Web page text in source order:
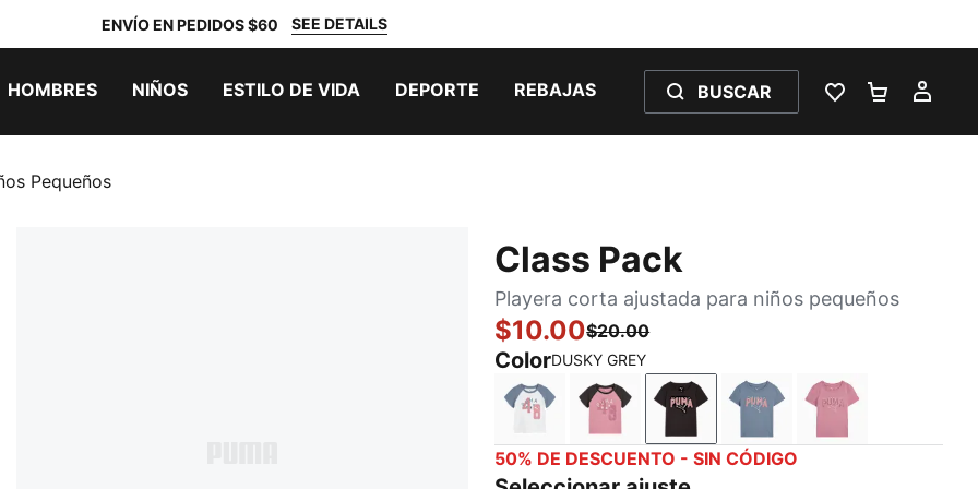
ENVÍO EN PEDIDOS $60 SEE DETAILS
HOMBRES NIÑOS ESTILO DE VIDA DEPORTE REBAJAS BUSCAR
LISTA DE
Pequeños
Class Pack
Playera corta ajustada para niños pequeños
$10.00$20.00
ColorDUSKY GREY
PUMA WHITEPOISED PINKDUSKY GREYCOOL BLUE
50% DE DESCUENTO - SIN CÓDIGO